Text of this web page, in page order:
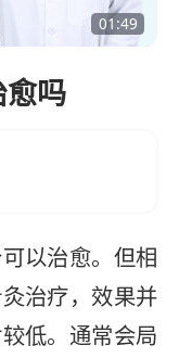
01:49
吗
以治愈。但相
治疗，效果并
低。通常会局